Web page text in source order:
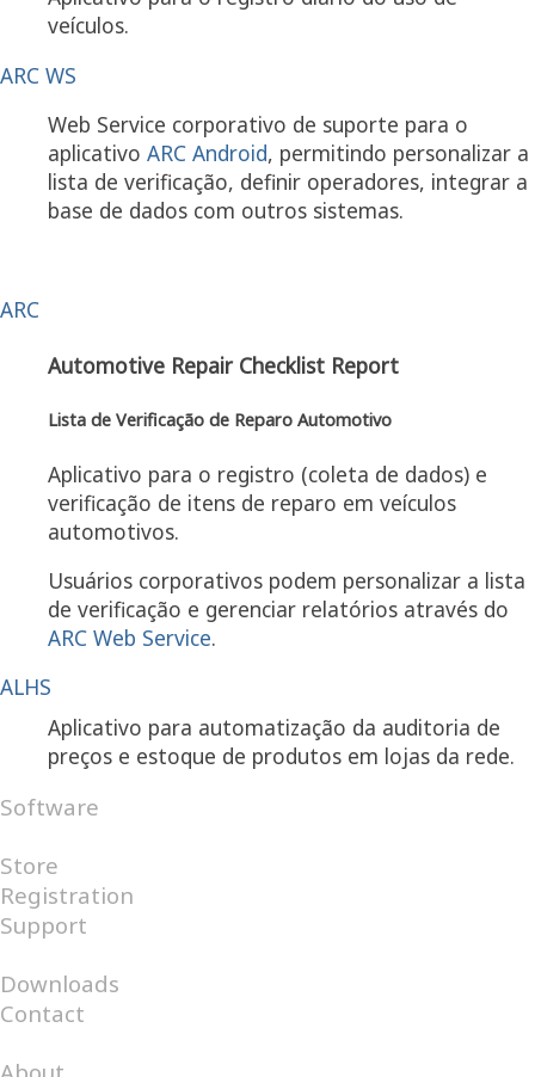
veículos.
ARC WS
Web Service corporativo de suporte para o
aplicativo ARC Android, permitindo personalizar a
lista de verificação, definir operadores, integrar a
base de dados com outros sistemas.
ARC
Automotive Repair Checklist Report
Lista de Verificação de Reparo Automotivo
Aplicativo para o registro (coleta de dados) e
verificação de itens de reparo em veículos
automotivos.
Usuários corporativos podem personalizar a lista
de verificação e gerenciar relatórios através do
ARC Web Service.
ALHS
Aplicativo para automatização da auditoria de
preços e estoque de produtos em lojas da rede.
Software
Store
Registration
Support
Downloads
Contact